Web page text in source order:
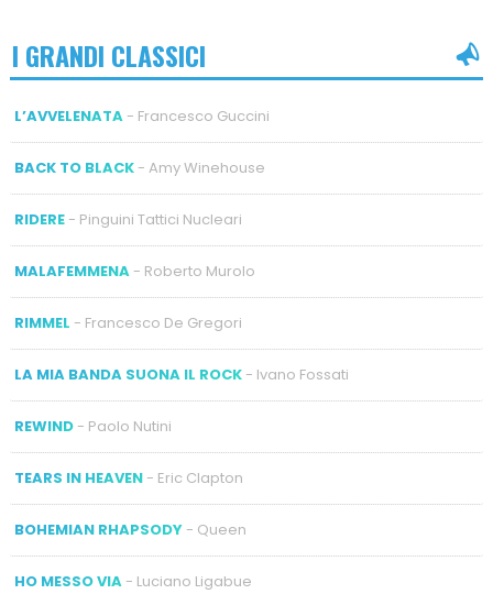
I GRANDI CLASSICI
L’AVVELENATA- Francesco Guccini
BACK TO BLACK- Amy Winehouse
RIDERE- Pinguini Tattici Nucleari
MALAFEMMENA- Roberto Murolo
RIMMEL - Francesco De Gregori
LA MIA BANDA SUONA IL ROCK- Ivano Fossati
REWIND- Paolo Nutini
TEARS IN HEAVEN- Eric Clapton
BOHEMIAN RHAPSODY- Queen
HO MESSO VIA- Luciano Ligabue